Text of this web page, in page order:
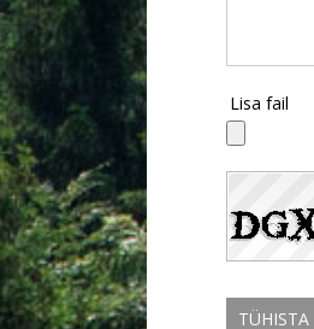
Lisa fail